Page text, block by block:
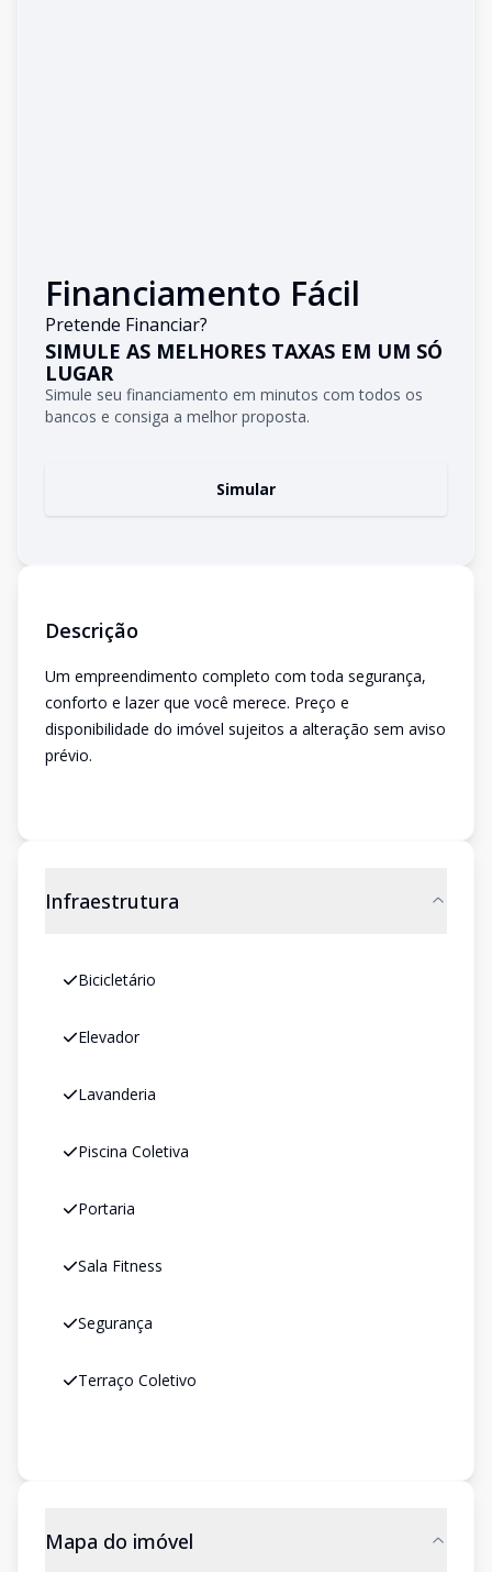
Financiamento Fácil
Pretende Financiar?
SIMULE AS MELHORES TAXAS EM UM SÓ
LUGAR
Simule seu financiamento em minutos com todos os
bancos e consiga a melhor proposta.
Simular
Descrição
Um empreendimento completo com toda segurança,
conforto e lazer que você merece. Preço e
disponibilidade do imóvel sujeitos a alteração sem aviso
prévio.
Infraestrutura
Bicicletário
Elevador
Lavanderia
Piscina Coletiva
Portaria
Sala Fitness
Segurança
Terraço Coletivo
Mapa do imóvel